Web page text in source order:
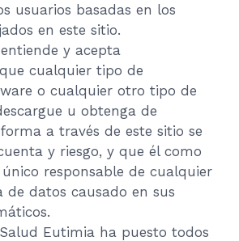
usuarios basadas en los
en este sitio.
y acepta
cualquier tipo de
o cualquier otro tipo de
u obtenga de
a través de este sitio se
y riesgo, y que él como
responsable de cualquier
de datos causado en sus
Eutimia ha puesto todos